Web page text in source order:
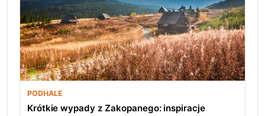
PODHALE
Krótkie wypady z Zakopanego: inspiracje